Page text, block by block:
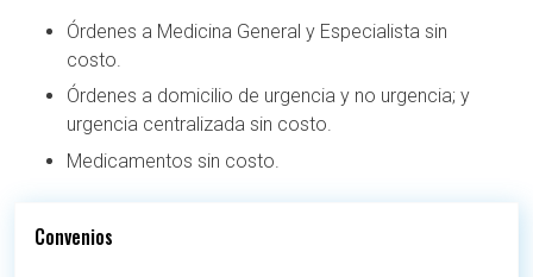
Órdenes a Medicina General y Especialista sin
costo.
Órdenes a domicilio de urgencia y no urgencia; y
urgencia centralizada sin costo.
Medicamentos sin costo.
Convenios